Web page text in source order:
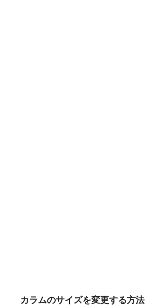
カラムのサイズを変更する方法